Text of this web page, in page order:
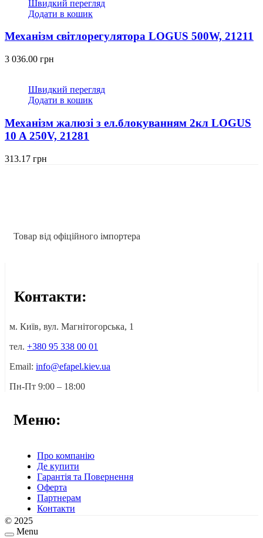
Швидкий перегляд
Додати в кошик
Механізм світлорегулятора LOGUS 500W, 21211
3 036.00 грн
Швидкий перегляд
Додати в кошик
Механізм жалюзі з ел.блокуванням 2кл LOGUS
10 A 250V, 21281
313.17 грн
Товар від офіційного імпортера
Контакти:
м. Київ, вул. Магнітогорська, 1
тел. +380 95 338 00 01
Email: info@efapel.kiev.ua
Пн-Пт 9:00 – 18:00
Меню:
Про компанію
Де купити
Гарантія та Повернення
Оферта
Партнерам
Контакти
© 2025
Menu